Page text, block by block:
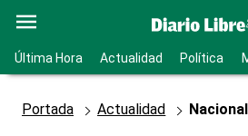
Última Hora Actualidad Política
Portada Actualidad Nacional